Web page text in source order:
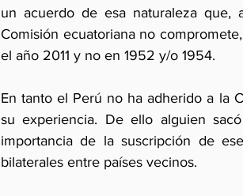
un acuerdo de esa naturaleza que,
Comisión ecuatoriana no
el año 2011 y no en 1952 y/o 1954.
En tanto el Perú no ha adherido a la
su experiencia. De ello alguien
importancia de la suscripción de
bilaterales entre países vecinos.